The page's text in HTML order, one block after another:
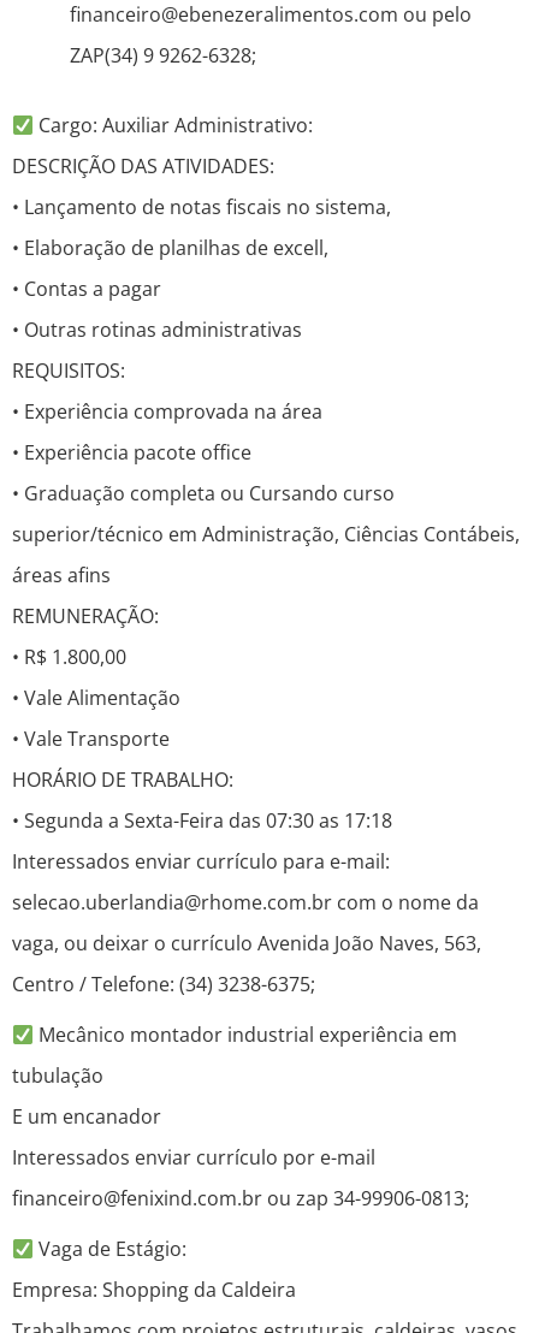
financeiro@ebenezeralimentos.com ou pelo
ZAP(34) 9 9262-6328;
Cargo: Auxiliar Administrativo:
DESCRIÇÃO DAS ATIVIDADES:
• Lançamento de notas fiscais no sistema,
• Elaboração de planilhas de excell,
• Contas a pagar
• Outras rotinas administrativas
REQUISITOS:
• Experiência comprovada na área
• Experiência pacote office
• Graduação completa ou Cursando curso
superior/técnico em Administração, Ciências Contábeis,
áreas afins
REMUNERAÇÃO:
• R$ 1.800,00
• Vale Alimentação
• Vale Transporte
HORÁRIO DE TRABALHO:
• Segunda a Sexta-Feira das 07:30 as 17:18
Interessados enviar currículo para e-mail:
selecao.uberlandia@rhome.com.br com o nome da
vaga, ou deixar o currículo Avenida João Naves, 563,
Centro / Telefone: (34) 3238-6375;
Mecânico montador industrial experiência em
tubulação
E um encanador
Interessados enviar currículo por e-mail
financeiro@fenixind.com.br ou zap 34-99906-0813;
Vaga de Estágio:
Empresa: Shopping da Caldeira